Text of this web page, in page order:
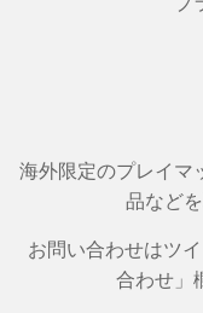
海外限定のプレイマ
品など
お問い合わせはツ
合わせ」